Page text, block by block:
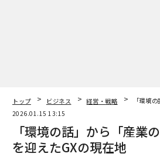
トップ ビジネス 経営・戦略
「環境
2026.01.15 13:15
「環境の話」から「産
を迎えたGXの現在地